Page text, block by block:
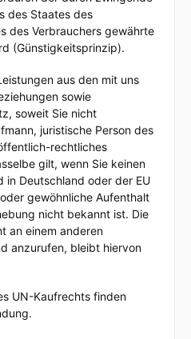
des Staates des
des Verbrauchers gewährte
(Günstigkeitsprinzip).
aus den mit uns
sowie
soweit Sie nicht
juristische Person des
rechtliches
gilt, wenn Sie keinen
in Deutschland oder der EU
gewöhnliche Aufenthalt
nicht bekannt ist. Die
an einem anderen
anzurufen, bleibt hiervon
UN-Kaufrechts finden